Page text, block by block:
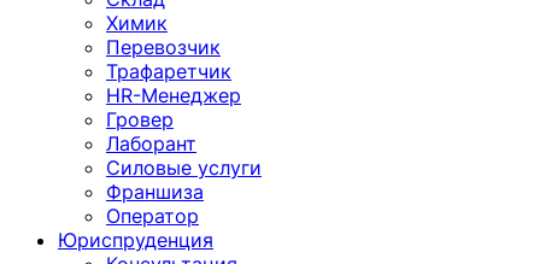
Химик
Перевозчик
Трафаретчик
HR-Менеджер
Гровер
Лаборант
Силовые услуги
Франшиза
Оператор
Юриспруденция